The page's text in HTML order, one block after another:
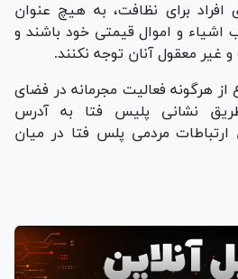
افراد برای نظافت، به هیچ عنوان
اشیاء و اموال قیمتی خود باشند و
معقول آنان توجه نکنند.
هرگونه فعالیت مجرمانه در فضای
نشانی پلیس فتا به آدرس
مردمی پلس فتا در میان